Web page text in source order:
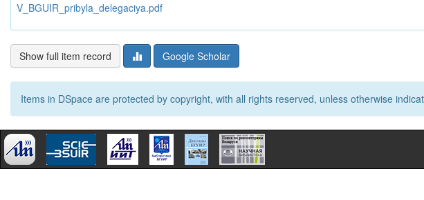
V_BGUIR_pribyla_delegaciya.pdf
Show full item record Google Scholar
Items in DSpace are protected by copyright, with all rights reserved, unless otherwise